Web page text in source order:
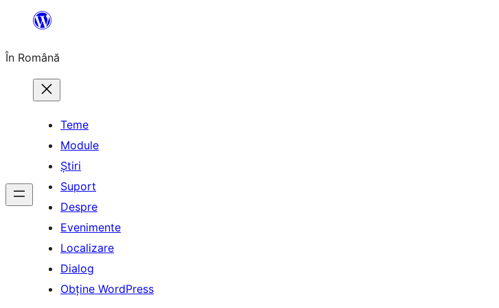
conținut
În Română
Teme
Module
Știri
Suport
Despre
Evenimente
Localizare
Dialog
Obține WordPress